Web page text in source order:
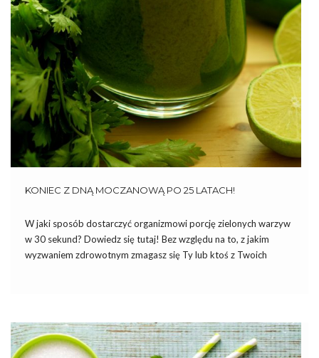
KONIEC Z DNĄ MOCZANOWĄ PO 25 LATACH!
W jaki sposób dostarczyć organizmowi porcję zielonych warzyw
w 30 sekund? Dowiedz się tutaj! Bez względu na to, z jakim
wyzwaniem zdrowotnym zmagasz się Ty lub ktoś z Twoich